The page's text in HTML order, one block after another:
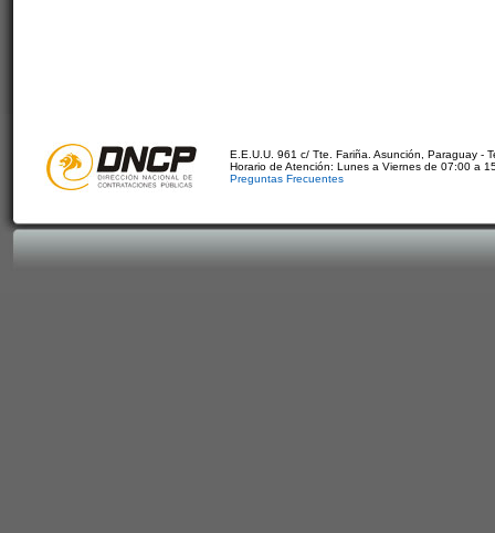
E.E.U.U. 961 c/ Tte. Fariña. Asunción, Paraguay -
Horario de Atención: Lunes a Viernes de 07:00 a
Preguntas Frecuentes